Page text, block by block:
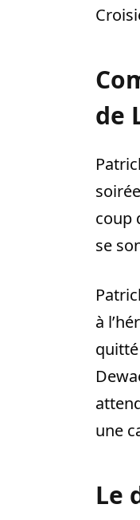
de
coup
se
à
une
Le